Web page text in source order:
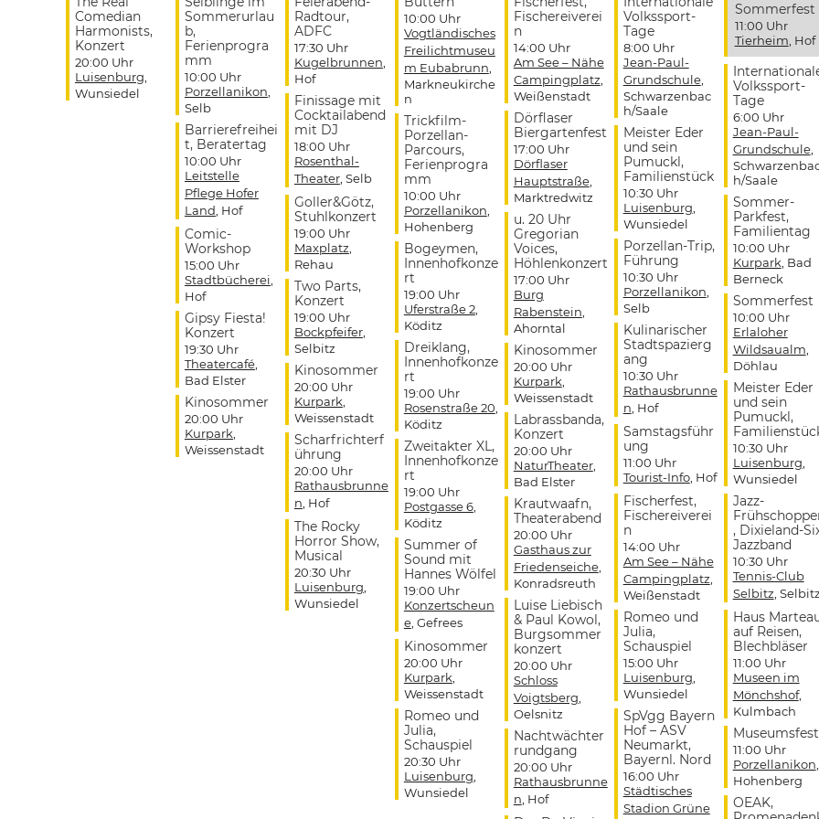
Comedian
Harmonists,
Konzert
20:00 Uhr
Luisenburg
Wunsiedel
Sommerurlau
b,
Ferienprogra
mm
10:00 Uhr
Porzellanikon
Selb
Barrierefreihei
t, Beratertag
10:00 Uhr
Leitstelle
Pflege Hofer
Land , Hof
Comic-
Workshop
15:00 Uhr
Stadtbücherei
Hof
Gipsy Fiesta!
Konzert
19:30 Uhr
Theatercafé,
Bad Elster
Kinosommer
20:00 Uhr
Kurpark
Weissenstadt
Radtour,
ADFC
17:30 Uhr
Kugelbrunnen
Hof
Finissage mit
Cocktailabend
mit DJ
18:00 Uhr
Rosenthal-
Theater, Selb
Goller&Götz,
Stuhlkonzert
19:00 Uhr
Maxplatz
Rehau
Two Parts,
Konzert
19:00 Uhr
Bockpfeifer,
Selbitz
Kinosommer
20:00 Uhr
Kurpark
Weissenstadt
Scharfrichterf
ührung
20:00 Uhr
Rathausbrunne
n , Hof
The Rocky
Horror Show,
Musical
20:30 Uhr
Luisenburg
Wunsiedel
10:00 Uhr
Vogtländisches
Freilichtmuseu
m Eubabrunn
Markneukirche
n
Trickfilm-
Porzellan-
Parcours,
Ferienprogra
mm
10:00 Uhr
Porzellanikon
Hohenberg
Bogeymen,
Innenhofkonze
rt
19:00 Uhr
Uferstraße 2,
Köditz
Dreiklang,
Innenhofkonze
rt
19:00 Uhr
Rosenstraße 20
Köditz
Zweitakter XL,
Innenhofkonze
rt
19:00 Uhr
Postgasse 6,
Köditz
Summer of
Sound mit
Hannes Wölfel
19:00 Uhr
Konzertscheun
e, Gefrees
Kinosommer
20:00 Uhr
Kurpark
Weissenstadt
Romeo und
Julia,
Schauspiel
20:30 Uhr
Luisenburg
Wunsiedel
Fischereiverei
n
14:00 Uhr
Am See – Nähe
Campingplatz
Weißenstadt
Dörflaser
Biergartenfest
17:00 Uhr
Dörflaser
Hauptstraße,
Marktredwitz
u. 20 Uhr
Gregorian
Voices,
Höhlenkonzert
17:00 Uhr
Burg
Rabenstein
Ahorntal
Kinosommer
20:00 Uhr
Kurpark
Weissenstadt
Labrassbanda,
Konzert
20:00 Uhr
NaturTheater,
Bad Elster
Krautwaafn,
Theaterabend
20:00 Uhr
Gasthaus zur
Friedenseiche,
Konradsreuth
Luise Liebisch
& Paul Kowol,
Burgsommer
konzert
20:00 Uhr
Schloss
Voigtsberg
Oelsnitz
Nachtwächter
rundgang
20:00 Uhr
Rathausbrunne
n , Hof
Volkssport-
Tage
8:00 Uhr
Jean-Paul-
Grundschule,
Schwarzenbac
h/Saale
Meister Eder
und sein
Pumuckl,
Familienstück
10:30 Uhr
Luisenburg
Wunsiedel
Porzellan-Trip,
Führung
10:30 Uhr
Porzellanikon
Selb
Kulinarischer
Stadtspazierg
ang
10:30 Uhr
Rathausbrunne
n , Hof
Samstagsführ
ung
11:00 Uhr
Tourist-Info, Hof
Fischerfest,
Fischereiverei
n
14:00 Uhr
Am See – Nähe
Campingplatz
Weißenstadt
Romeo und
Julia,
Schauspiel
15:00 Uhr
Luisenburg
Wunsiedel
SpVgg Bayern
Hof – ASV
Neumarkt,
Bayernl. Nord
16:00 Uhr
Städtisches
Stadion Grüne
Sommerfest
11:00 Uhr
Tierheim , Hof
Volkssport-
Tage
6:00 Uhr
Jean-Paul-
Grundschule,
h/Saale
Sommer-
Parkfest,
Familientag
10:00 Uhr
Kurpark , Bad
Berneck
Sommerfest
10:00 Uhr
Erlaloher
Wildsaualm
Döhlau
Meister Eder
und sein
Pumuckl,
10:30 Uhr
Luisenburg
Wunsiedel
Jazz-
, Dixieland-
Jazzband
10:30 Uhr
Tennis-Club
Selbitz ,
Haus
auf Reisen,
Blechbläser
11:00 Uhr
Museen im
Mönchshof,
Kulmbach
Museumsfest
11:00 Uhr
Porzellanikon
Hohenberg
OEAK,